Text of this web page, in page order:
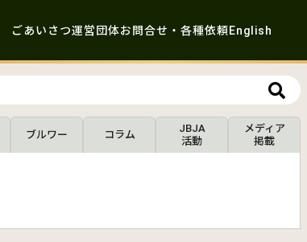
ごあいさつ運営団体お問合せ・各種依頼English
ブルワー コラム
JBJA
活動
メディア
掲載